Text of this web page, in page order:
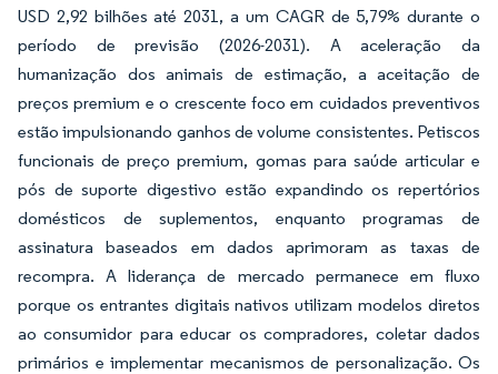
USD 2,92 bilhões até 2031, a um CAGR de 5,79% durante o
período de previsão (2026-2031). A aceleração da
humanização dos animais de estimação, a aceitação de
preços premium e o crescente foco em cuidados preventivos
estão impulsionando ganhos de volume consistentes. Petiscos
funcionais de preço premium, gomas para saúde articular e
pós de suporte digestivo estão expandindo os repertórios
domésticos de suplementos, enquanto programas de
assinatura baseados em dados aprimoram as taxas de
recompra. A liderança de mercado permanece em fluxo
porque os entrantes digitais nativos utilizam modelos diretos
ao consumidor para educar os compradores, coletar dados
primários e implementar mecanismos de personalização. Os